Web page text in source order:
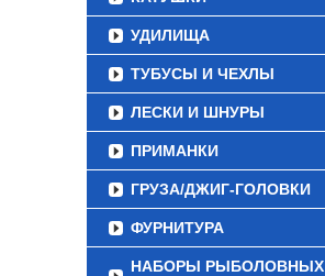
УДИЛИЩА
ТУБУСЫ И ЧЕХЛЫ
ЛЕСКИ И ШНУРЫ
ПРИМАНКИ
ГРУЗА/ДЖИГ-ГОЛОВКИ
ФУРНИТУРА
НАБОРЫ РЫБОЛОВНЫХ